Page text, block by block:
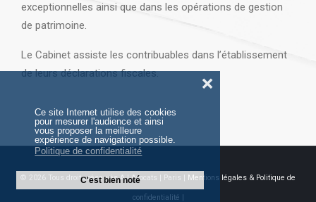
Ce site Internet utilise des cookies
pour mesurer l'audience et ainsi
vous proposer la meilleure
expérience de navigation possible.
Politique de confidentialité
C'est bien noté
❌
exceptionnelles ainsi que dans les opérations de gestion
de patrimoine.
Le Cabinet assiste les contribuables dans l’établissement
de leurs déclarations fiscales.
© 2026 Tous droits réservés AJ Avocats | Paris | Mentions légales & Politique de
confidentialité |